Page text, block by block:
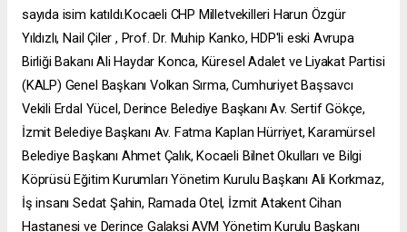
sayıda isim katıldı.Kocaeli CHP Milletvekilleri Harun Özgür
Yıldızlı, Nail Çiler , Prof. Dr. Muhip Kanko, HDP'li eski Avrupa
Birliği Bakanı Ali Haydar Konca, Küresel Adalet ve Liyakat Partisi
(KALP) Genel Başkanı Volkan Sırma, Cumhuriyet Başsavcı
Vekili Erdal Yücel, Derince Belediye Başkanı Av. Sertif Gökçe,
İzmit Belediye Başkanı Av. Fatma Kaplan Hürriyet, Karamürsel
Belediye Başkanı Ahmet Çalık, Kocaeli Bilnet Okulları ve Bilgi
Köprüsü Eğitim Kurumları Yönetim Kurulu Başkanı Ali Korkmaz,
İş insanı Sedat Şahin, Ramada Otel, İzmit Atakent Cihan
Hastanesi ve Derince Galaksi AVM Yönetim Kurulu Başkanı